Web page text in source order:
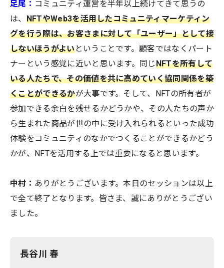
足尾： コミュニティ運営を半年以上続けてきて思うの
は、 NFTやWeb3を活用したコミュニティマーケティン
グを行う際は、お客さまに対して「ユーザー」として接
しないほうがよいということです。顧客ではなくパート
ナーという感覚に近いと思います。同じNFTを所有して
いる人たちで、その価値を共に高めていく協同関係を築
くことができるかが大事です。そして、NFTの所有者が
参加できる余白を残せるかどうかや、その人たちの声か
ら生まれた商品が世の中に受け入れられるといった成功
体験をコミュニティのなかでつくることができるかどう
かが、NFTを活用する上では重要になると思います。
中村： ありがとうございます。本日のセッションは以上
で全て終了となります。皆さま、誠にありがとうござい
ました。
長谷川 春